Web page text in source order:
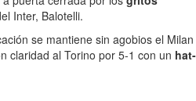
Inter, Balotelli.
se mantiene sin agobios el Milan
claridad al Torino por 5-1 con un hat-